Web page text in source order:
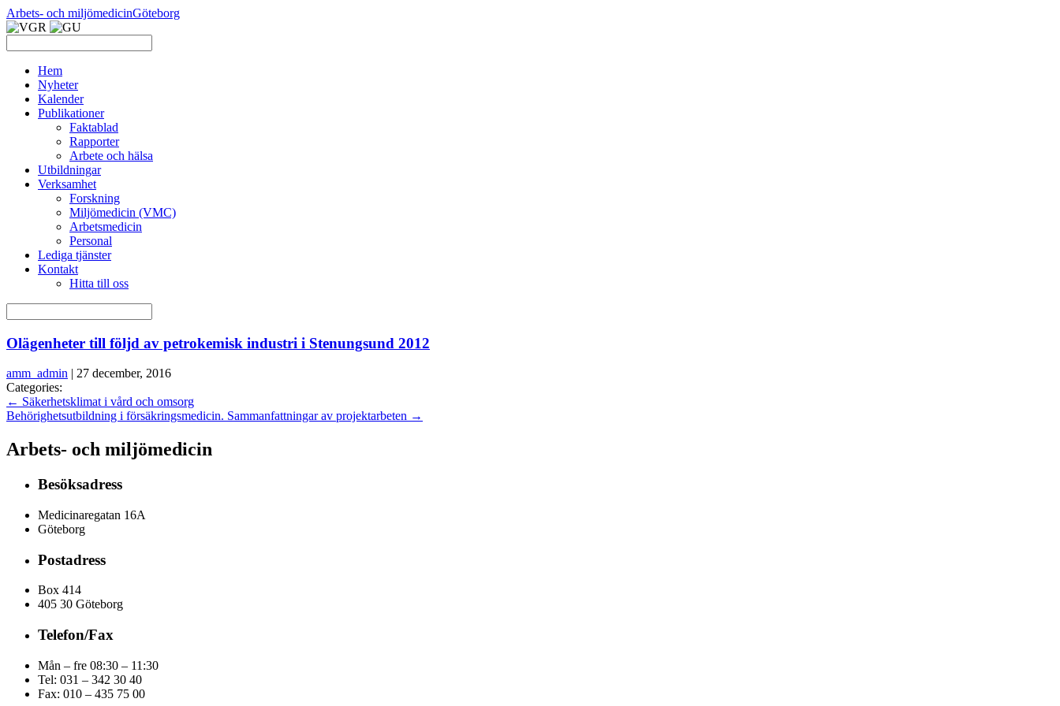
Arbets- och miljömedicinGöteborg
Hem
Nyheter
Kalender
Publikationer
Faktablad
Rapporter
Arbete och hälsa
Utbildningar
Verksamhet
Forskning
Miljömedicin (VMC)
Arbetsmedicin
Personal
Lediga tjänster
Kontakt
Hitta till oss
Olägenheter till följd av petrokemisk industri i Stenungsund 2012
amm_admin | 27 december, 2016
Categories:
← Säkerhetsklimat i vård och omsorg
Behörighetsutbildning i försäkringsmedicin. Sammanfattningar av projektarbeten →
Arbets- och miljömedicin
Besöksadress
Medicinaregatan 16A
Göteborg
Postadress
Box 414
405 30 Göteborg
Telefon/Fax
Mån – fre 08:30 – 11:30
Tel: 031 – 342 30 40
Fax: 010 – 435 75 00